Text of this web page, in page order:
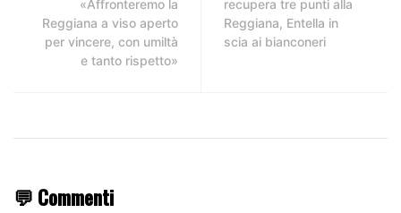
«Affronteremo la
Reggiana a viso aperto
per vincere, con umiltà
e tanto rispetto»
recupera tre punti alla
Reggiana, Entella in
scia ai bianconeri
💬 Commenti